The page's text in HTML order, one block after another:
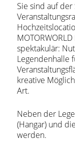
Sie sind auf
spektakulär:
Legendenhalle
kreative
Art.
Neben der
(Hangar) und
werden.